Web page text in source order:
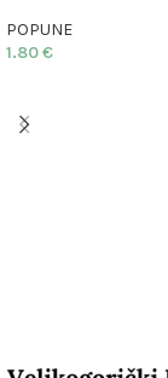
POPUNE
1.80€